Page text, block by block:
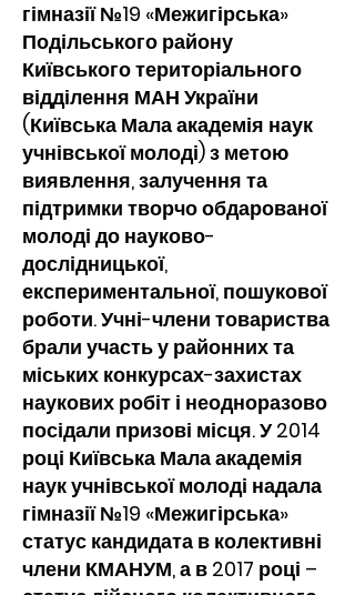
гімназії №19 «Межигірська»
Подільського району
Київського територіального
відділення МАН України
(Київська Мала академія наук
учнівської молоді) з метою
виявлення, залучення та
підтримки творчо обдарованої
молоді до науково-
дослідницької,
експериментальної, пошукової
роботи. Учні-члени товариства
брали участь у районних та
міських конкурсах-захистах
наукових робіт і неодноразово
посідали призові місця. У 2014
році Київська Мала академія
наук учнівської молоді надала
гімназії №19 «Межигірська»
статус кандидата в колективні
члени КМАНУМ, а в 2017 році –